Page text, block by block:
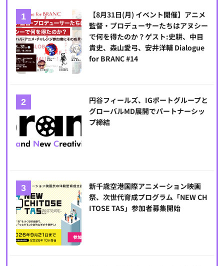
【8月31日(月) イベント開催】アニメ
監督・プロデューサーたちはアヌシー
で何を得たのか？ゲスト:史耕、中目
貴史、森山愛弓、安井洋輔 Dialogue
for BRANC #14
円谷フィールズ、IGポートグループと
グローバルMD展開でパートナーシッ
プ締結
新千歳空港国際アニメーション映画
祭、次世代育成プログラム「NEW CH
ITOSE TAS」参加者募集開始